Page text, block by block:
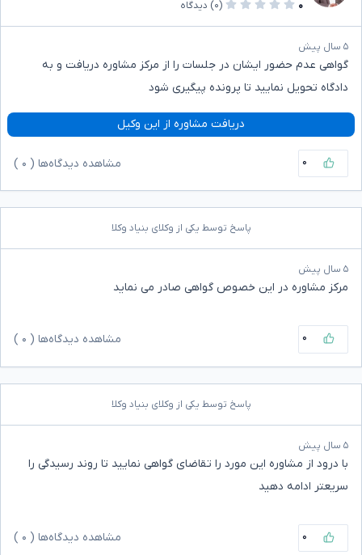
۰ (۰) دیدگاه
۵ سال پیش
گواهی عدم حضور ایشان در جلسات را از مرکز مشاوره دریافت و به
دادگاه تحویل نمایید تا پرونده پیگیری شود
دریافت مشاوره از این وکیل
۰ مشاهده دیدگاه‌ها ( ۰
پاسخ توسط یکی از وکلای بنیاد وکلا
۵ سال پیش
مرکز مشاوره در این خصوص گواهی صادر می نماید
۰ مشاهده دیدگاه‌ها ( ۰
پاسخ توسط یکی از وکلای بنیاد وکلا
۵ سال پیش
با درود از مشاوره این مورد را تقاضای گواهی نمایید تا روند رسیدگی را
سریعتر ادامه دهید
۰ مشاهده دیدگاه‌ها ( ۰